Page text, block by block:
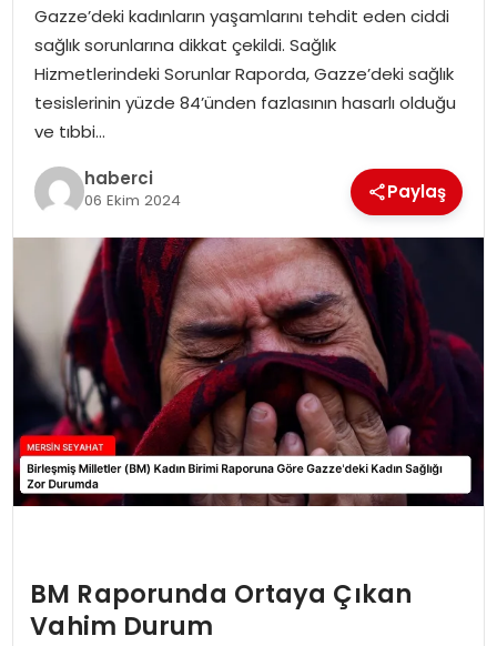
Gazze’deki kadınların yaşamlarını tehdit eden ciddi
sağlık sorunlarına dikkat çekildi. Sağlık
Hizmetlerindeki Sorunlar Raporda, Gazze’deki sağlık
tesislerinin yüzde 84’ünden fazlasının hasarlı olduğu
ve tıbbi…
haberci
06 Ekim 2024 Paylaş
BM Raporunda Ortaya Çıkan
Vahim Durum